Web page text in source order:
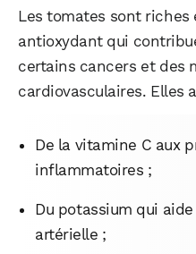
Les tomates sont riches
antioxydant qui
certains cancers et des
cardiovasculaires. Elles
De la vitamine C aux
inflammatoires ;
Du potassium qui
artérielle ;